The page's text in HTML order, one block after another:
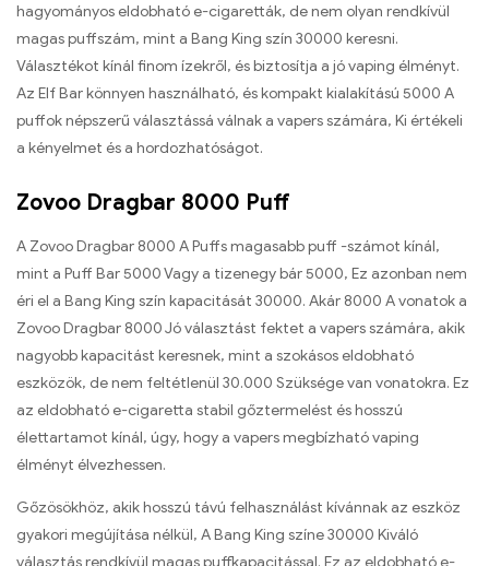
hagyományos eldobható e-cigaretták, de nem olyan rendkívül
magas puffszám, mint a Bang King szín 30000 keresni.
Választékot kínál finom ízekről, és biztosítja a jó vaping élményt.
Az Elf Bar könnyen használható, és kompakt kialakítású 5000 A
puffok népszerű választássá válnak a vapers számára, Ki értékeli
a kényelmet és a hordozhatóságot.
Zovoo Dragbar 8000 Puff
A Zovoo Dragbar 8000 A Puffs magasabb puff -számot kínál,
mint a Puff Bar 5000 Vagy a tizenegy bár 5000, Ez azonban nem
éri el a Bang King szín kapacitását 30000. Akár 8000 A vonatok a
Zovoo Dragbar 8000 Jó választást fektet a vapers számára, akik
nagyobb kapacitást keresnek, mint a szokásos eldobható
eszközök, de nem feltétlenül 30.000 Szüksége van vonatokra. Ez
az eldobható e-cigaretta stabil gőztermelést és hosszú
élettartamot kínál, úgy, hogy a vapers megbízható vaping
élményt élvezhessen.
Gőzösökhöz, akik hosszú távú felhasználást kívánnak az eszköz
gyakori megújítása nélkül, A Bang King színe 30000 Kiváló